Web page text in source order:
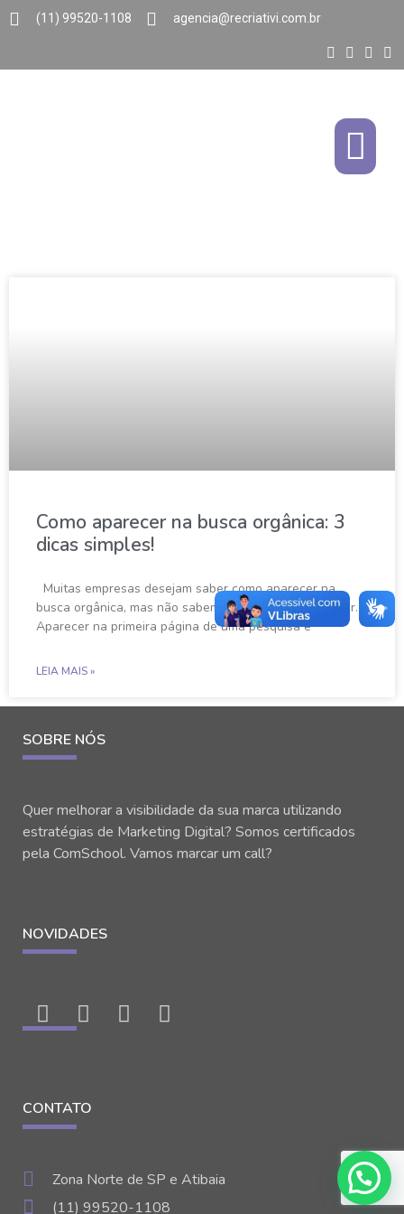
(11) 99520-1108 agencia@recriativi.com.br
Como aparecer na busca orgânica: 3
dicas simples!
Muitas empresas desejam saber como aparecer na
busca orgânica, mas não sabem nem por onde começar.
Aparecer na primeira página de uma pesquisa é
LEIA MAIS »
SOBRE NÓS
Quer melhorar a visibilidade da sua marca utilizando
estratégias de Marketing Digital? Somos certificados
pela ComSchool. Vamos marcar um call?
NOVIDADES
CONTATO
Zona Norte de SP e Atibaia
(11) 99520-1108